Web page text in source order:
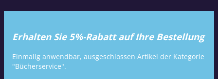
Erhalten Sie 5%-Rabatt auf Ihre Bestellung
Einmalig anwendbar, ausgeschlossen Artikel der Kategorie
"Bücherservice".